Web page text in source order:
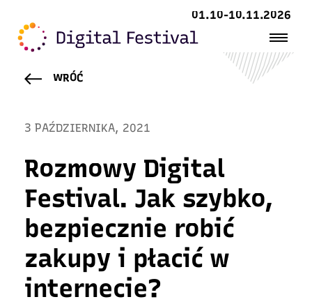
01.10-10.11.2026
WRÓĆ
3 PAŹDZIERNIKA, 2021
Rozmowy Digital
Festival. Jak szybko,
bezpiecznie robić
zakupy i płacić w
internecie?